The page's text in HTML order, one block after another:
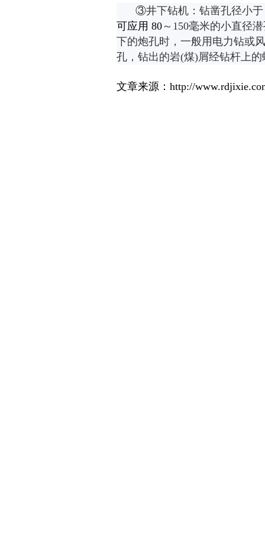
③井下钻机：钻凿孔径小于
可应用 80～ 150毫米的小直径
下的炮孔时，一般用电力钻或
孔，钻出的岩(煤)屑经钻杆上
文章来源：http://